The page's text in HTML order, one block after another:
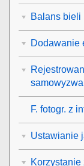
Balans bieli
Dodawanie
F. fotogr. z
Ustawianie